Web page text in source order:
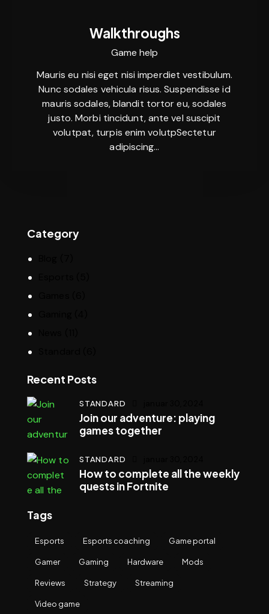
Walkthroughs
Game help
Mauris eu nisi eget nisi imperdiet vestibulum.
Nunc sodales vehicula risus. Suspendisse id
mauris sodales, blandit tortor eu, sodales
justo. Morbi tincidunt, ante vel suscipit
volutpat, turpis enim volutpSectetur
adipiscing…
Category
Recent Posts
STANDARD
Join our adventure: playing
games together
STANDARD
How to complete all the weekly
quests in Fortnite
Tags
Esports Esports coaching Game portal
Gamer Gaming Hardware Mods
Reviews Strategy Streaming
Video game